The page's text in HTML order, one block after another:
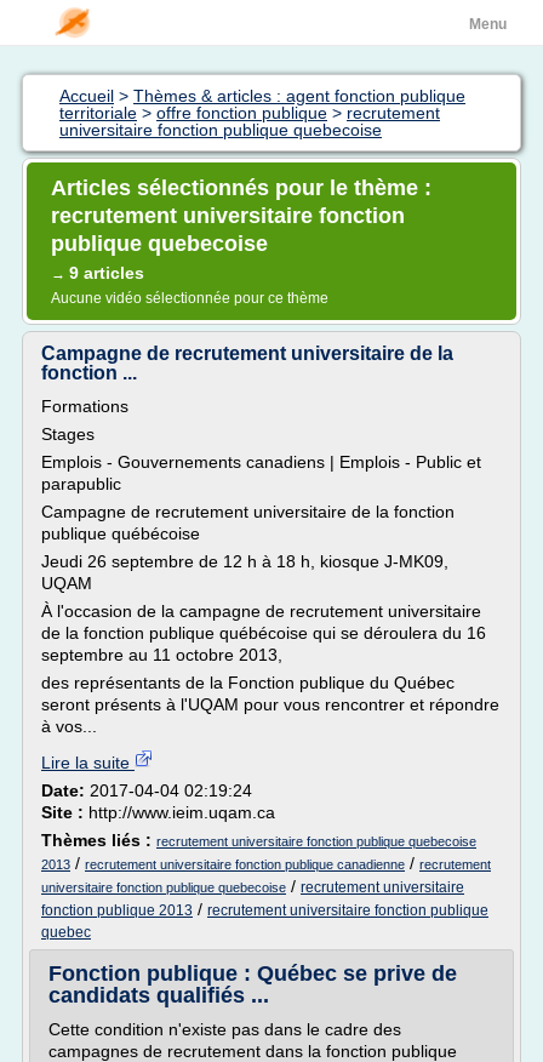
Menu
Accueil > Thèmes & articles : agent fonction publique
territoriale > offre fonction publique > recrutement
universitaire fonction publique quebecoise
Articles sélectionnés pour le thème :
recrutement universitaire fonction
publique quebecoise
→ 9 articles
Aucune vidéo sélectionnée pour ce thème
Campagne de recrutement universitaire de la
fonction ...
Formations
Stages
Emplois - Gouvernements canadiens | Emplois - Public et
parapublic
Campagne de recrutement universitaire de la fonction
publique québécoise
Jeudi 26 septembre de 12 h à 18 h, kiosque J-MK09,
UQAM
À l'occasion de la campagne de recrutement universitaire
de la fonction publique québécoise qui se déroulera du 16
septembre au 11 octobre 2013,
des représentants de la Fonction publique du Québec
seront présents à l'UQAM pour vous rencontrer et répondre
à vos...
Lire la suite
Date: 2017-04-04 02:19:24
Site : http://www.ieim.uqam.ca
Thèmes liés : recrutement universitaire fonction publique quebecoise
2013 / recrutement universitaire fonction publique canadienne / recrutement
universitaire fonction publique quebecoise / recrutement universitaire
fonction publique 2013 / recrutement universitaire fonction publique
quebec
Fonction publique : Québec se prive de
candidats qualifiés ...
Cette condition n'existe pas dans le cadre des
campagnes de recrutement dans la fonction publique